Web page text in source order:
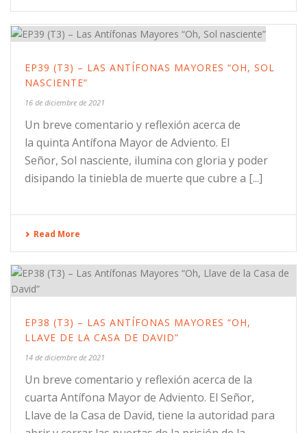
EP39 (T3) – LAS ANTÍFONAS MAYORES “OH, SOL
NASCIENTE”
16 de diciembre de 2021
Un breve comentario y reflexión acerca de
la quinta Antífona Mayor de Adviento. El
Señor, Sol nasciente, ilumina con gloria y poder
disipando la tiniebla de muerte que cubre a [...]
Read More
EP38 (T3) – LAS ANTÍFONAS MAYORES “OH,
LLAVE DE LA CASA DE DAVID”
14 de diciembre de 2021
Un breve comentario y reflexión acerca de la
cuarta Antífona Mayor de Adviento. El Señor,
Llave de la Casa de David, tiene la autoridad para